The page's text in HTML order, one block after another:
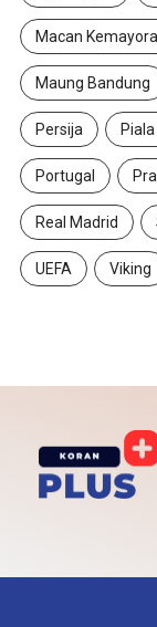
Macan
Maung Bandung
Persija
Portugal
Real Madrid
UEFA Viking